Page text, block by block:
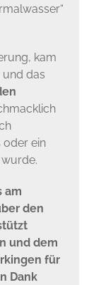
kam
und das
oder ein
am
den
und dem
für
Dank